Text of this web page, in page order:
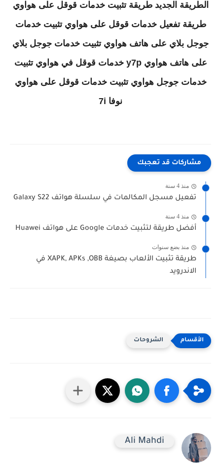
الطريقة الجديد طريقة تثبيت خدمات قوقل على هواوي
طريقة تفعيل خدمات قوقل على هواوي تثبيت خدمات
جوجل بلاي على هاتف هواوي تثبيت خدمات جوجل بلاي
على هاتف هواوي y7p خدمات قوقل في هواوي تثبيت
خدمات جوجل هواوي تثبيت خدمات قوقل على هواوي
نوفا 7i
مشاركات قد تعجبك
منذ 4 سنة
تفعيل مسجل المكالمات في سلسلة هواتف Galaxy S22
منذ 4 سنة
أفضل طريقة لتثبيت خدمات Google على هواتف Huawei
منذ بضع سنوات
طريقة تثبيت الألعاب بصيغة XAPK, APKs ,OBB في
الاندرويد
الشروحات
Ali Mahdi